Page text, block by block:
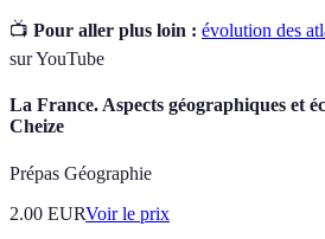
📺 Pour aller plus loin : évolution des
sur YouTube
La France. Aspects géographiques et
Cheize
Prépas Géographie
2.00 EURVoir le prix